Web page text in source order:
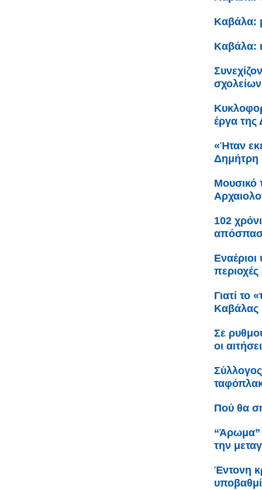
Καβάλα:
Καβάλα:
έργα
«Ήταν
Δημήτρη
Μουσικό
102
περιοχές
Γιατί το
Καβάλας
Σε
οι
Πού θα
“Άρωμα”
την
Έντονη